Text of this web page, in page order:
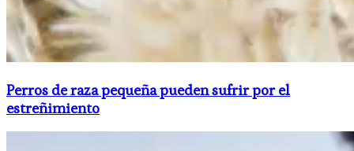
Perros de raza pequeña pueden sufrir por el
estreñimiento